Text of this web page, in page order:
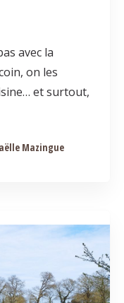
avec la
on les
et surtout,
Mazingue